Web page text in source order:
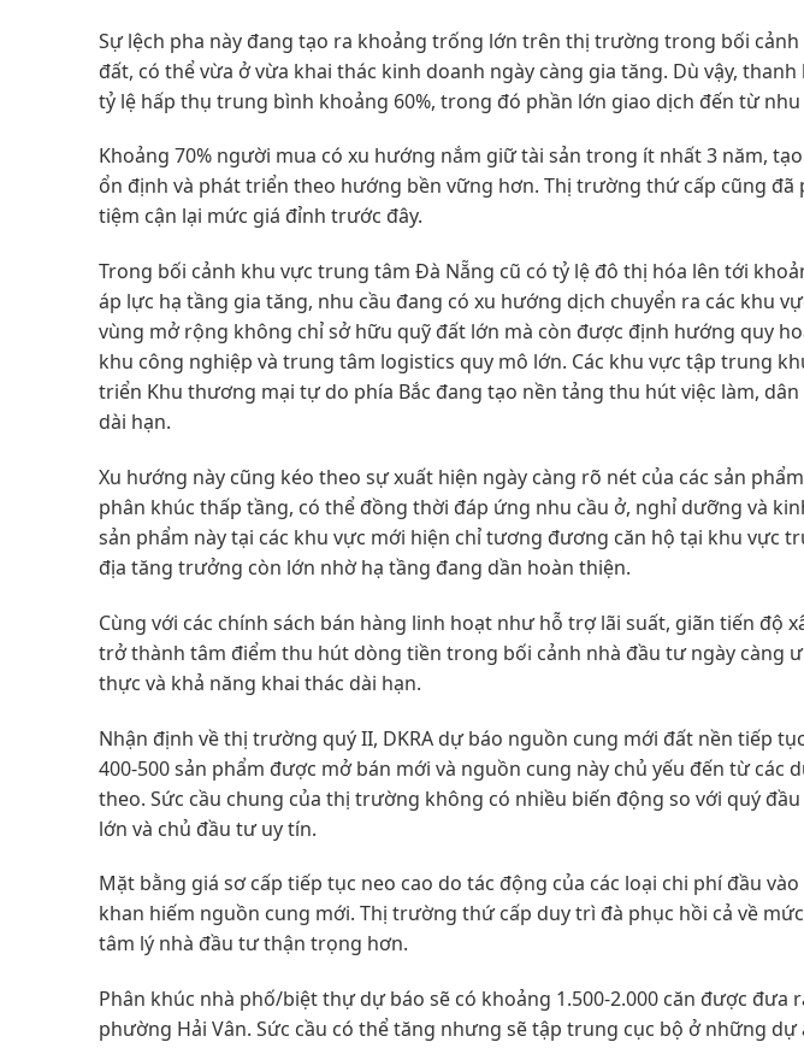
Sự lệch pha này đang tạo ra khoảng trống lớn trên thị trường trong bối cảnh
đất, có thể vừa ở vừa khai thác kinh doanh ngày càng gia tăng. Dù vậy,
tỷ lệ hấp thụ trung bình khoảng 60%, trong đó phần lớn giao dịch đến từ
Khoảng 70% người mua có xu hướng nắm giữ tài sản trong ít nhất 3 năm,
ổn định và phát triển theo hướng bền vững hơn. Thị trường thứ cấp cũng đã
tiệm cận lại mức giá đỉnh trước đây.
Trong bối cảnh khu vực trung tâm Đà Nẵng cũ có tỷ lệ đô thị hóa lên tới
áp lực hạ tầng gia tăng, nhu cầu đang có xu hướng dịch chuyển ra các khu
vùng mở rộng không chỉ sở hữu quỹ đất lớn mà còn được định hướng quy
khu công nghiệp và trung tâm logistics quy mô lớn. Các khu vực tập trung
triển Khu thương mại tự do phía Bắc đang tạo nền tảng thu hút việc làm,
dài hạn.
Xu hướng này cũng kéo theo sự xuất hiện ngày càng rõ nét của các sản
phân khúc thấp tầng, có thể đồng thời đáp ứng nhu cầu ở, nghỉ dưỡng và
sản phẩm này tại các khu vực mới hiện chỉ tương đương căn hộ tại khu vực
địa tăng trưởng còn lớn nhờ hạ tầng đang dần hoàn thiện.
Cùng với các chính sách bán hàng linh hoạt như hỗ trợ lãi suất, giãn tiến độ
trở thành tâm điểm thu hút dòng tiền trong bối cảnh nhà đầu tư ngày càng
thực và khả năng khai thác dài hạn.
Nhận định về thị trường quý II, DKRA dự báo nguồn cung mới đất nền tiếp
400-500 sản phẩm được mở bán mới và nguồn cung này chủ yếu đến từ các
theo. Sức cầu chung của thị trường không có nhiều biến động so với quý
lớn và chủ đầu tư uy tín.
Mặt bằng giá sơ cấp tiếp tục neo cao do tác động của các loại chi phí đầu
khan hiếm nguồn cung mới. Thị trường thứ cấp duy trì đà phục hồi cả về
tâm lý nhà đầu tư thận trọng hơn.
Phân khúc nhà phố/biệt thự dự báo sẽ có khoảng 1.500-2.000 căn được
phường Hải Vân. Sức cầu có thể tăng nhưng sẽ tập trung cục bộ ở những